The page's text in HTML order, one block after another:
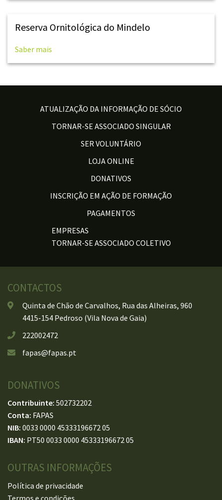
Reserva Ornitológica do Mindelo
Saber mais
ATUALIZAÇÃO DA INFORMAÇÃO DE SÓCIO
TORNAR-SE ASSOCIADO SINGULAR
SER VOLUNTÁRIO
LOJA ONLINE
DONATIVOS
INSCRIÇÃO EM AÇÃO DE FORMAÇÃO
PAGAMENTOS
EMPRESAS
TORNAR-SE ASSOCIADO COLETIVO
CONTACTOS
Quinta de Chão de Carvalhos, Rua das Alheiras, 960
4415-154 Pedroso (Vila Nova de Gaia)
222002472
fapas@fapas.pt
DONATIVOS
Contribuinte: 502732202
Conta: FAPAS
NIB: 0033 0000 45333196672 05
IBAN: PT50 0033 0000 45333196672 05
OUTRAS INFORMAÇÕES
Política de privacidade
Termos e condições